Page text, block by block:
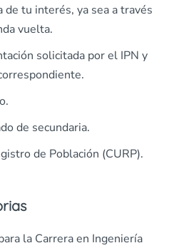
de tu interés, ya sea a través
vuelta.
solicitada por el IPN y
de secundaria.
de Población (CURP).
la Carrera en Ingeniería